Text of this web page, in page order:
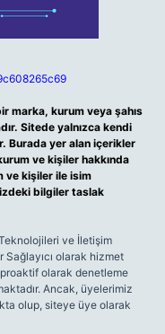
marka, kurum veya şahıs
Sitede yalnızca kendi
Burada yer alan içerikler
ve kişiler hakkında
ve kişiler ile isim
bilgiler taslak
ve İletişim
Sağlayıcı olarak hizmet
olarak denetleme
Ancak, üyelerimiz
olup, siteye üye olarak